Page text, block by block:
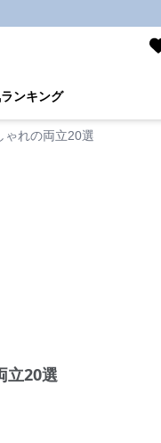
ランキング
ゃれの両立20選
立20選